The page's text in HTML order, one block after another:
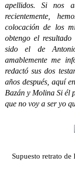
apellidos. Si nos
recientemente,
colocación de los
obtengo el
sido el de
amablemente me
redactó sus dos
años después, aquí
Bazán y Molina Si él
que no voy a ser yo
Supuesto retrato